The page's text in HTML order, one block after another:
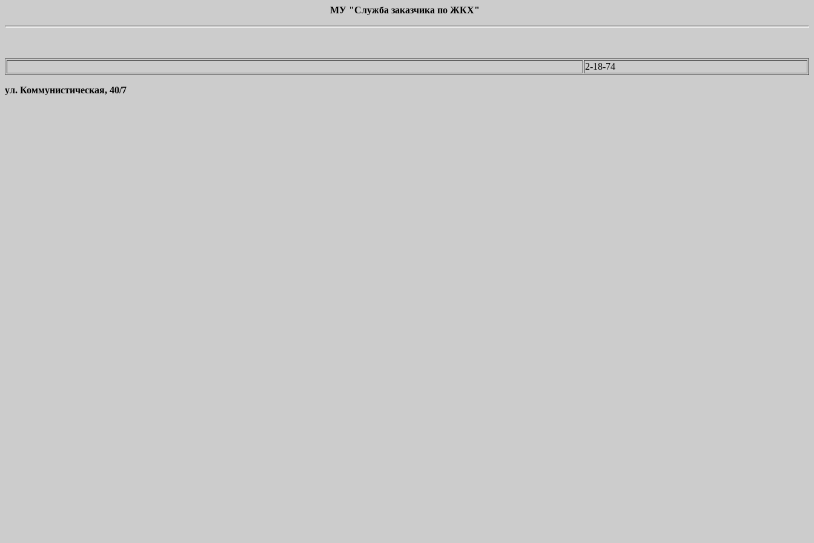
МУ "Служба заказчика по ЖКХ"
2-18-74
ул. Коммунистическая, 40/7